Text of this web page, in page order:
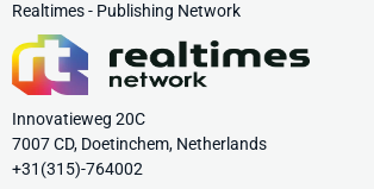
Realtimes - Publishing Network
Innovatieweg 20C
7007 CD, Doetinchem, Netherlands
+31(315)-764002